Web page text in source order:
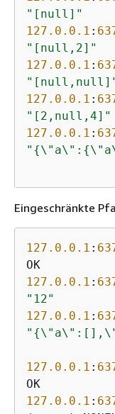
"[null]"
127.0 .0 .1 :
"[null,2]"
127.0 .0 .1 :
127.0 .0 .1 :
"[2,null,4]"
127.0 .0 .1 :
" {\"a\": {
Eingeschränkte
127.0 .0 .1 :
127.0 .0 .1 :
"12"
127.0 .0 .1 :
" {
127.0 .0 .1 :
127.0 .0 .1 :